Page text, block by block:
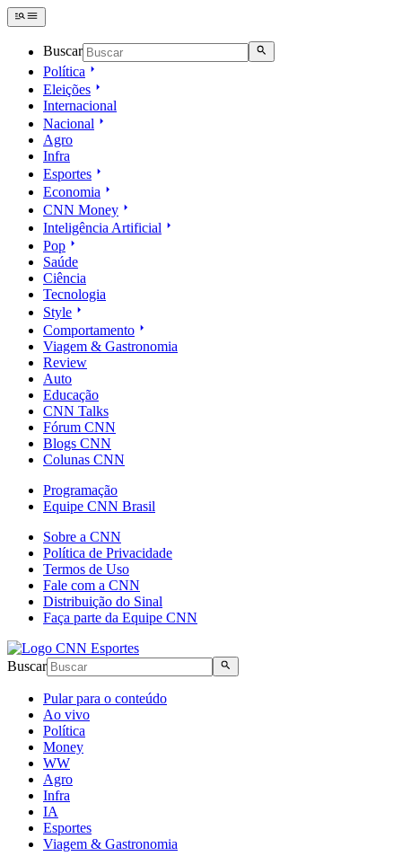
Buscar
Política
Eleições
Internacional
Nacional
Agro
Infra
Esportes
Economia
CNN Money
Inteligência Artificial
Pop
Saúde
Ciência
Tecnologia
Style
Comportamento
Viagem & Gastronomia
Review
Auto
Educação
CNN Talks
Fórum CNN
Blogs CNN
Colunas CNN
Programação
Equipe CNN Brasil
Sobre a CNN
Política de Privacidade
Termos de Uso
Fale com a CNN
Distribuição do Sinal
Faça parte da Equipe CNN
Buscar
Pular para o conteúdo
Ao vivo
Política
Money
WW
Agro
Infra
IA
Esportes
Viagem & Gastronomia